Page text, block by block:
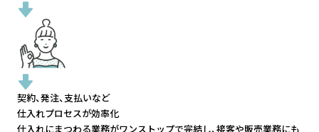
契約、発注、支払いなど
仕入れプロセスが効率化